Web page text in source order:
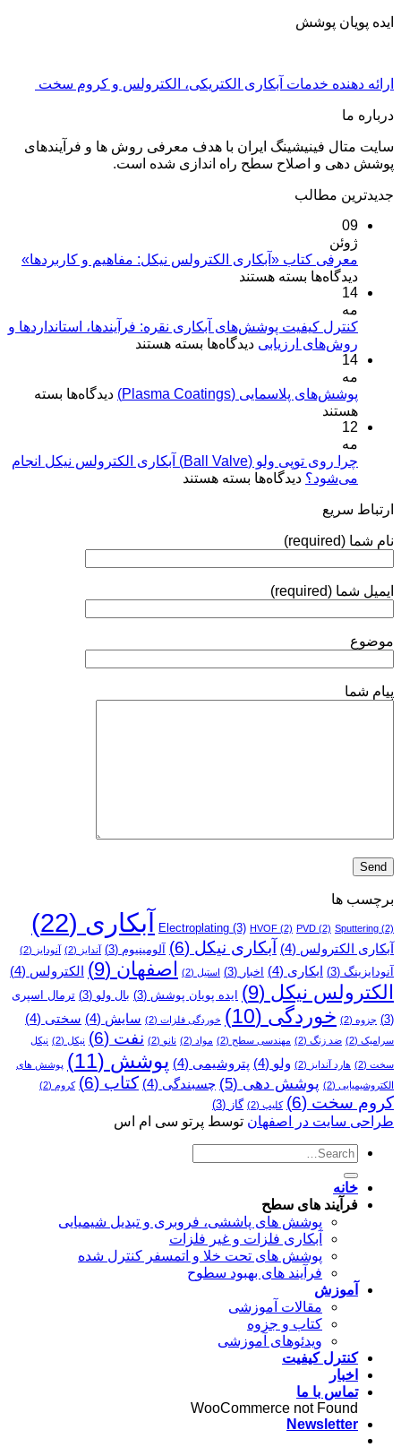
ایده پویان پوشش
ارائه دهنده خدمات آبکاری الکتریکی، الکترولس و کروم سخت
درباره ما
سایت متال فینیشینگ ایران با هدف معرفی روش ها و فرآیندهای
پوشش دهی و اصلاح سطح راه اندازی شده است.
جدیدترین مطالب
09
ژوئن
معرفی کتاب «آبکاری الکترولس نیکل: مفاهیم و کاربردها»
دیدگاه‌ها برای
«آبکاری
الکترولس
و
بسته هستند
14
مه
کنترل کیفیت پوشش‌های آبکاری نقره: فرآیندها، استانداردها و
روش‌های ارزیابی دیدگاه‌ها برای
پوشش‌های
استانداردها
و
بسته هستند
14
مه
پوشش‌های پلاسمایی (Plasma Coatings)
دیدگاه‌ها برای
Coatings)
بسته
هستند
12
مه
چرا روی توپی‌ ولو (Ball Valve) آبکاری الکترولس نیکل انجام
می‌شود؟ دیدگاه‌ها برای
بسته هستند
ارتباط سریع
نام شما (required)
ایمیل شما (required)
موضوع
پیام شما
برچسب ها
Electroplating (3) HVOF (2) PVD (2) Sputtering (2) آبکاری (22)
آبکاری الکترولس (4) آبکاری نیکل (6) آلومینیوم (3) آندایز (2) آنودایز (2)
آنودایزینگ (3) ابکاری (4) اخبار (3) استیل (2) اصفهان (9) الکترولس (4)
الکترولس نیکل (9) ایده پویان پوشش (3) بال ولو (3)
ترمال اسپری
(3)
جزوه (2) خوردگی (10) خوردگی فلزات (2) سایش (4) سختی (4)
سرامیک (2) ضد زنگ (2) مهندسی سطح (2) مواد (2) نانو (2) نفت (6) نیکل (2) نیکل
سخت (2) هارد آندایز (2) ولو (4) پتروشیمی (4) پوشش (11)
پوشش­ های
الکتروشیمیایی (2) پوشش دهی (5) چسبندگی (4) کتاب (6) کروم (2)
کروم سخت (6) کلیپ (2) گاز (3)
طراحی سایت در اصفهان توسط پرتو سی ام اس
خانه
فرآیند های سطح
پوشش های پاششی، فروبری و تبدیل شیمیایی
آبکاری فلزات و غیر فلزات
پوشش های تحت خلا و اتمسفر کنترل شده
فرآیند های بهبود سطوح
آموزش
مقالات آموزشی
کتاب و جزوه
ویدئوهای آموزشی
کنترل کیفیت
اخبار
تماس با ما
WooCommerce not Found
Newsletter